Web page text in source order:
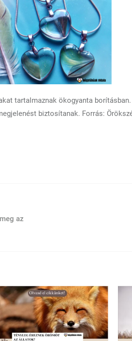
tartalmaznak ökogyanta
biztosítanak. Forrás:
az